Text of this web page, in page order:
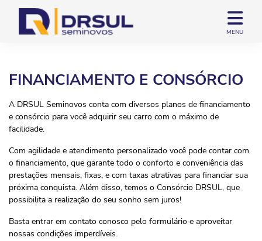
MENU
FINANCIAMENTO E CONSÓRCIO
A DRSUL Seminovos conta com diversos planos de financiamento
e consórcio para você adquirir seu carro com o máximo de
facilidade.
Com agilidade e atendimento personalizado você pode contar com
o financiamento, que garante todo o conforto e conveniência das
prestações mensais, fixas, e com taxas atrativas para financiar sua
próxima conquista. Além disso, temos o Consórcio DRSUL, que
possibilita a realização do seu sonho sem juros!
Basta entrar em contato conosco pelo formulário e aproveitar
nossas condições imperdíveis.